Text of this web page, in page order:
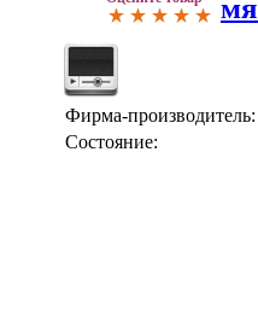
Фирма-производитель:
Состояние: